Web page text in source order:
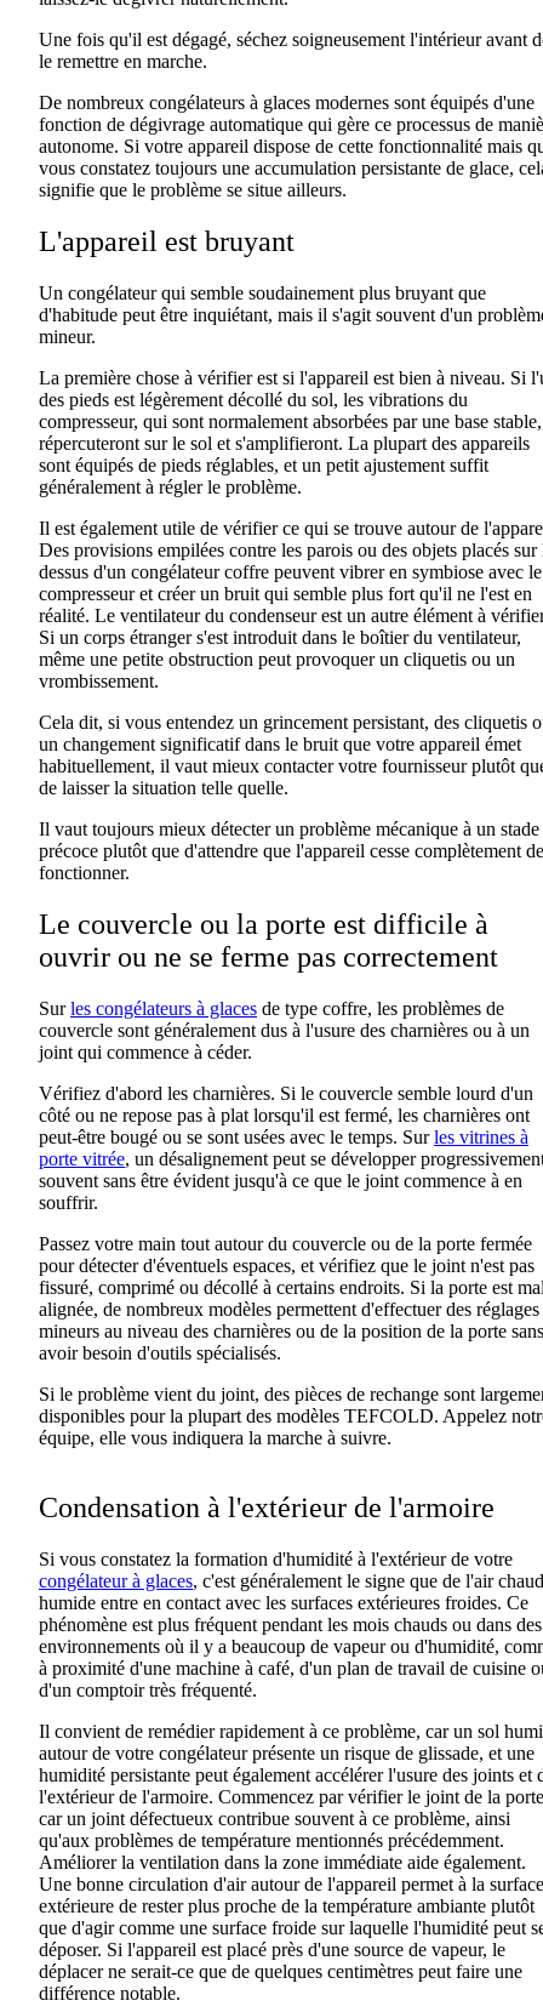
Une fois qu'il est dégagé, séchez soigneusement l'intérieur avant
le remettre en marche.
De nombreux congélateurs à glaces modernes sont équipés d'une
fonction de dégivrage automatique qui gère ce processus de
autonome. Si votre appareil dispose de cette fonctionnalité mais
vous constatez toujours une accumulation persistante de glace,
signifie que le problème se situe ailleurs.
L'appareil est bruyant
Un congélateur qui semble soudainement plus bruyant que
d'habitude peut être inquiétant, mais il s'agit souvent d'un
mineur.
La première chose à vérifier est si l'appareil est bien à niveau. Si
des pieds est légèrement décollé du sol, les vibrations du
compresseur, qui sont normalement absorbées par une base
répercuteront sur le sol et s'amplifieront. La plupart des appareils
sont équipés de pieds réglables, et un petit ajustement suffit
généralement à régler le problème.
Il est également utile de vérifier ce qui se trouve autour de
Des provisions empilées contre les parois ou des objets placés sur
dessus d'un congélateur coffre peuvent vibrer en symbiose avec le
compresseur et créer un bruit qui semble plus fort qu'il ne l'est en
réalité. Le ventilateur du condenseur est un autre élément à
Si un corps étranger s'est introduit dans le boîtier du ventilateur,
même une petite obstruction peut provoquer un cliquetis ou un
vrombissement.
Cela dit, si vous entendez un grincement persistant, des cliquetis
un changement significatif dans le bruit que votre appareil émet
habituellement, il vaut mieux contacter votre fournisseur plutôt
de laisser la situation telle quelle.
Il vaut toujours mieux détecter un problème mécanique à un stade
précoce plutôt que d'attendre que l'appareil cesse complètement de
fonctionner.
Le couvercle ou la porte est difficile à
ouvrir ou ne se ferme pas correctement
Surles congélateurs à glaces de type coffre, les problèmes de
couvercle sont généralement dus à l'usure des charnières ou à un
joint qui commence à céder.
Vérifiez d'abord les charnières. Si le couvercle semble lourd d'un
côté ou ne repose pas à plat lorsqu'il est fermé, les charnières ont
peut-être bougé ou se sont usées avec le temps. Surles vitrines à
porte vitrée, un désalignement peut se développer
souvent sans être évident jusqu'à ce que le joint commence à en
souffrir.
Passez votre main tout autour du couvercle ou de la porte fermée
pour détecter d'éventuels espaces, et vérifiez que le joint n'est pas
fissuré, comprimé ou décollé à certains endroits. Si la porte est
alignée, de nombreux modèles permettent d'effectuer des réglages
mineurs au niveau des charnières ou de la position de la porte sans
avoir besoin d'outils spécialisés.
Si le problème vient du joint, des pièces de rechange sont
disponibles pour la plupart des modèles TEFCOLD. Appelez
équipe, elle vous indiquera la marche à suivre.
Condensation à l'extérieur de l'armoire
Si vous constatez la formation d'humidité à l'extérieur de votre
congélateur à glaces, c'est généralement le signe que de l'air
humide entre en contact avec les surfaces extérieures froides. Ce
phénomène est plus fréquent pendant les mois chauds ou dans des
environnements où il y a beaucoup de vapeur ou d'humidité,
à proximité d'une machine à café, d'un plan de travail de cuisine
d'un comptoir très fréquenté.
Il convient de remédier rapidement à ce problème, car un sol
autour de votre congélateur présente un risque de glissade, et une
humidité persistante peut également accélérer l'usure des joints et
l'extérieur de l'armoire. Commencez par vérifier le joint de la
car un joint défectueux contribue souvent à ce problème, ainsi
qu'aux problèmes de température mentionnés précédemment.
Améliorer la ventilation dans la zone immédiate aide également.
Une bonne circulation d'air autour de l'appareil permet à la surface
extérieure de rester plus proche de la température ambiante plutôt
que d'agir comme une surface froide sur laquelle l'humidité peut
déposer. Si l'appareil est placé près d'une source de vapeur, le
déplacer ne serait-ce que de quelques centimètres peut faire une
différence notable.